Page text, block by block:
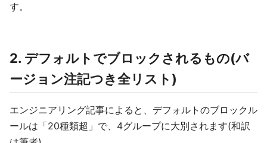
す。
2. デフォルトでブロックされるもの(バ
ージョン注記つき全リスト)
エンジニアリング記事によると、デフォルトのブロックル
ールは「20種類超」で、4グループに大別されます(和訳